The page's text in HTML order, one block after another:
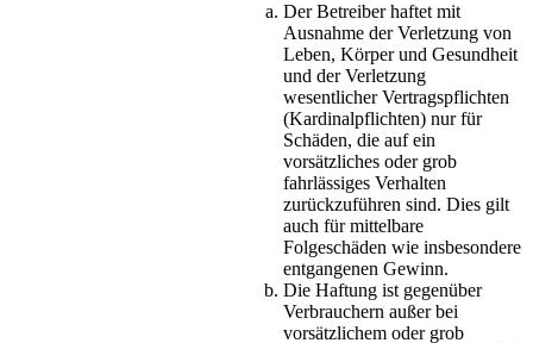
Der Betreiber haftet mit
Ausnahme der Verletzung von
Leben, Körper und Gesundheit
und der Verletzung
wesentlicher Vertragspflichten
(Kardinalpflichten) nur für
Schäden, die auf ein
vorsätzliches oder grob
fahrlässiges Verhalten
zurückzuführen sind. Dies gilt
auch für mittelbare
Folgeschäden wie insbesondere
entgangenen Gewinn.
Die Haftung ist gegenüber
Verbrauchern außer bei
vorsätzlichem oder grob